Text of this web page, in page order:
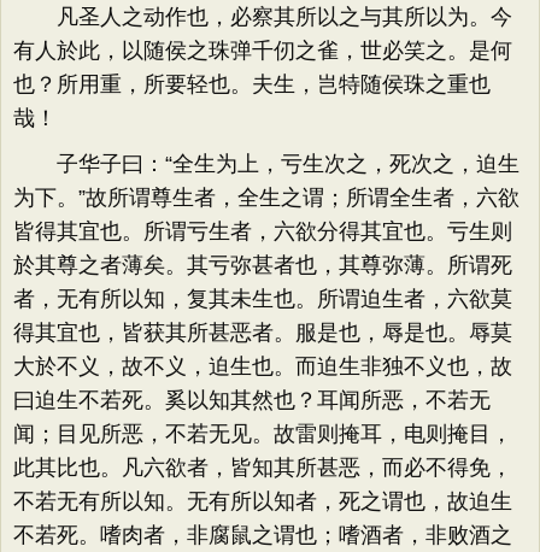
凡圣人之动作也，必察其所以之与其所以为。今
有人於此，以随侯之珠弹千仞之雀，世必笑之。是何
也？所用重，所要轻也。夫生，岂特随侯珠之重也
哉！
子华子曰：“全生为上，亏生次之，死次之，迫生
为下。”故所谓尊生者，全生之谓；所谓全生者，六欲
皆得其宜也。所谓亏生者，六欲分得其宜也。亏生则
於其尊之者薄矣。其亏弥甚者也，其尊弥薄。所谓死
者，无有所以知，复其未生也。所谓迫生者，六欲莫
得其宜也，皆获其所甚恶者。服是也，辱是也。辱莫
大於不义，故不义，迫生也。而迫生非独不义也，故
曰迫生不若死。奚以知其然也？耳闻所恶，不若无
闻；目见所恶，不若无见。故雷则掩耳，电则掩目，
此其比也。凡六欲者，皆知其所甚恶，而必不得免，
不若无有所以知。无有所以知者，死之谓也，故迫生
不若死。嗜肉者，非腐鼠之谓也；嗜酒者，非败酒之